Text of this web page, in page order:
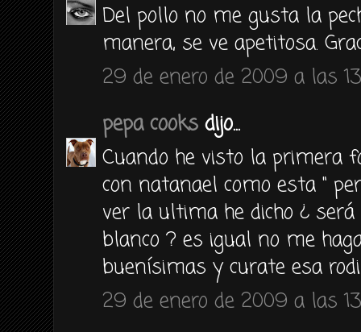
Del pollo no me gusta la
manera, se ve apetitosa.
29 de enero de 2009 a las
pepa cooks dijo...
Cuando he visto la primera
con natanael como esta "
ver la ultima he dicho ¿
blanco ? es igual no me
buenísimas y curate esa
29 de enero de 2009 a las